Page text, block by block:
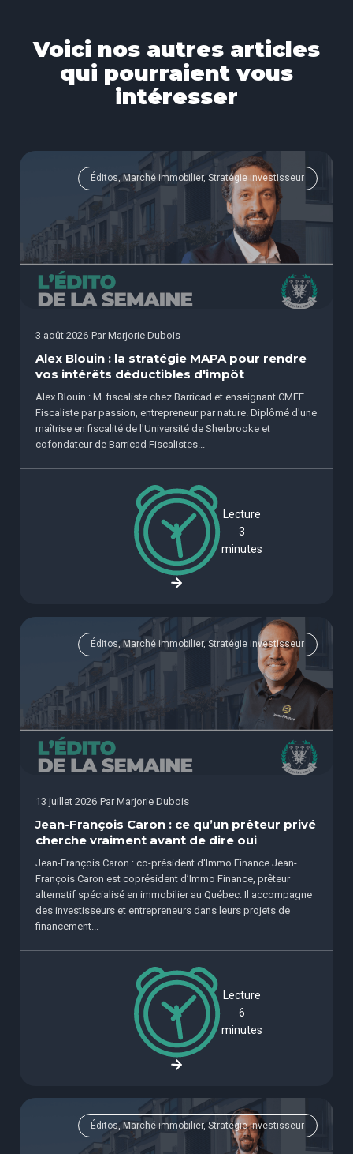
Voici nos autres articles
qui pourraient vous
intéresser
Éditos, Marché immobilier, Stratégie investisseur
3 août 2026 Par Marjorie Dubois
Alex Blouin : la stratégie MAPA pour rendre
vos intérêts déductibles d'impôt
Alex Blouin : M. fiscaliste chez Barricad et enseignant CMFE
Fiscaliste par passion, entrepreneur par nature. Diplômé d'une
maîtrise en fiscalité de l'Université de Sherbrooke et
cofondateur de Barricad Fiscalistes...
Lecture
3
minutes
Éditos, Marché immobilier, Stratégie investisseur
13 juillet 2026 Par Marjorie Dubois
Jean-François Caron : ce qu’un prêteur privé
cherche vraiment avant de dire oui
Jean-François Caron : co-président d'Immo Finance Jean-
François Caron est coprésident d’Immo Finance, prêteur
alternatif spécialisé en immobilier au Québec. Il accompagne
des investisseurs et entrepreneurs dans leurs projets de
financement...
Lecture
6
minutes
Éditos, Marché immobilier, Stratégie investisseur